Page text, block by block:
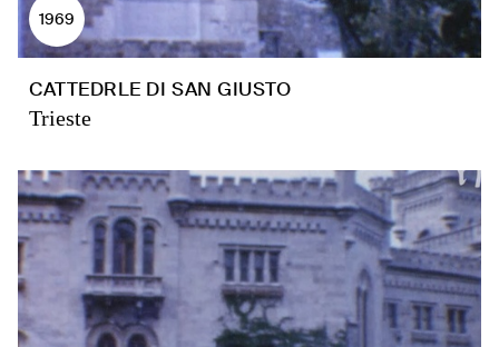
1969
CATTEDRLE DI SAN GIUSTO
Trieste